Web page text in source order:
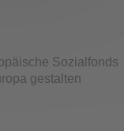
Sozialfonds
gestalten